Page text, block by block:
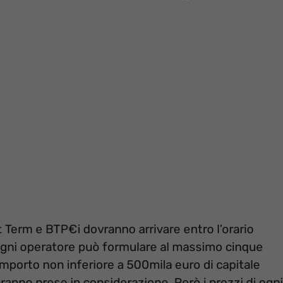
e BTP€i dovranno arrivare entro l’orario
operatore può formulare al massimo cinque
non inferiore a 500mila euro di capitale